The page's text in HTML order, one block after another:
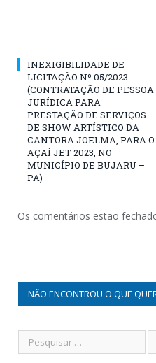
INEXIGIBILIDADE DE
LICITAÇÃO Nº 05/2023
(CONTRATAÇÃO DE PESSOA
JURÍDICA PARA
PRESTAÇÃO DE SERVIÇOS
DE SHOW ARTÍSTICO DA
CANTORA JOELMA, PARA O
AÇAÍ JET 2023, NO
MUNICÍPIO DE BUJARU –
PA)
Os comentários estão
NÃO ENCONTROU O QUE